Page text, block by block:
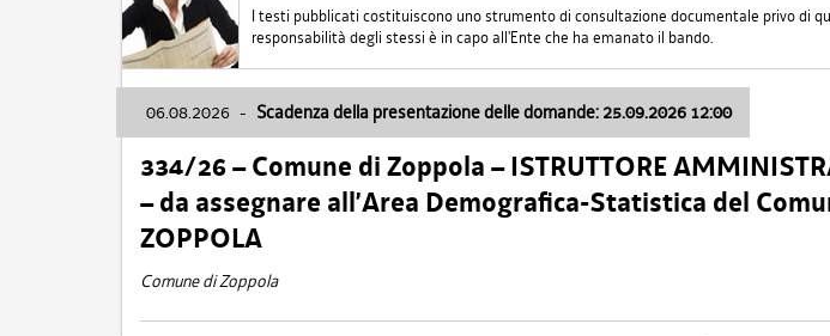
I testi pubblicati costituiscono uno strumento di consultazione documentale privo di
responsabilità degli stessi è in capo all'Ente che ha emanato il bando.
06.08.2026 - Scadenza della presentazione delle domande: 25.09.2026 12:00
334/26 – Comune di Zoppola – ISTRUTTORE
– da assegnare all’Area Demografica-Statistica del
ZOPPOLA
Comune di Zoppola